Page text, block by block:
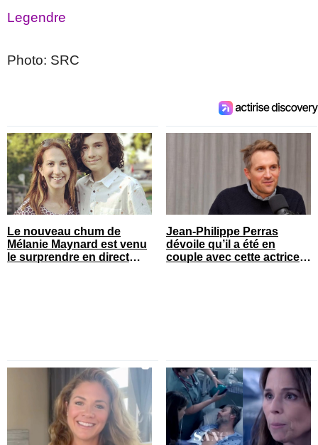
Legendre
Photo: SRC
Le nouveau chum de
Mélanie Maynard est venu
le surprendre en direct
Jean-Philippe Perras
dévoile qu’il a été en
couple avec cette actrice